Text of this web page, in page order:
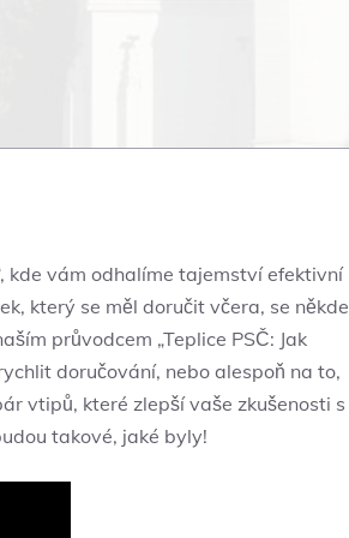
kde vám odhalíme tajemství efektivní
který se měl doručit včera, se někde
průvodcem „Teplice PSČ: Jak
doručování, nebo alespoň na to,
vtipů, které zlepší vaše zkušenosti s
takové, jaké byly!